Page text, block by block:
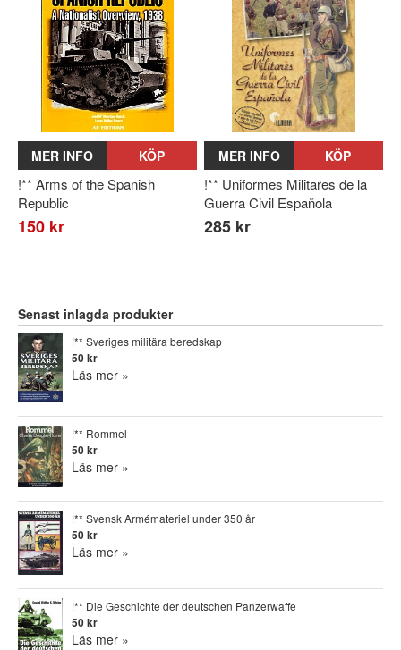
MER INFO KÖP
!** Arms of the Spanish
Republic
150 kr
MER INFO KÖP
!** Uniformes Militares de la
Guerra Civil Española
285 kr
Senast inlagda produkter
!** Sveriges militära beredskap
50 kr
Läs mer »
!** Rommel
50 kr
Läs mer »
!** Svensk Armémateriel under 350 år
50 kr
Läs mer »
!** Die Geschichte der deutschen Panzerwaffe
50 kr
Läs mer »